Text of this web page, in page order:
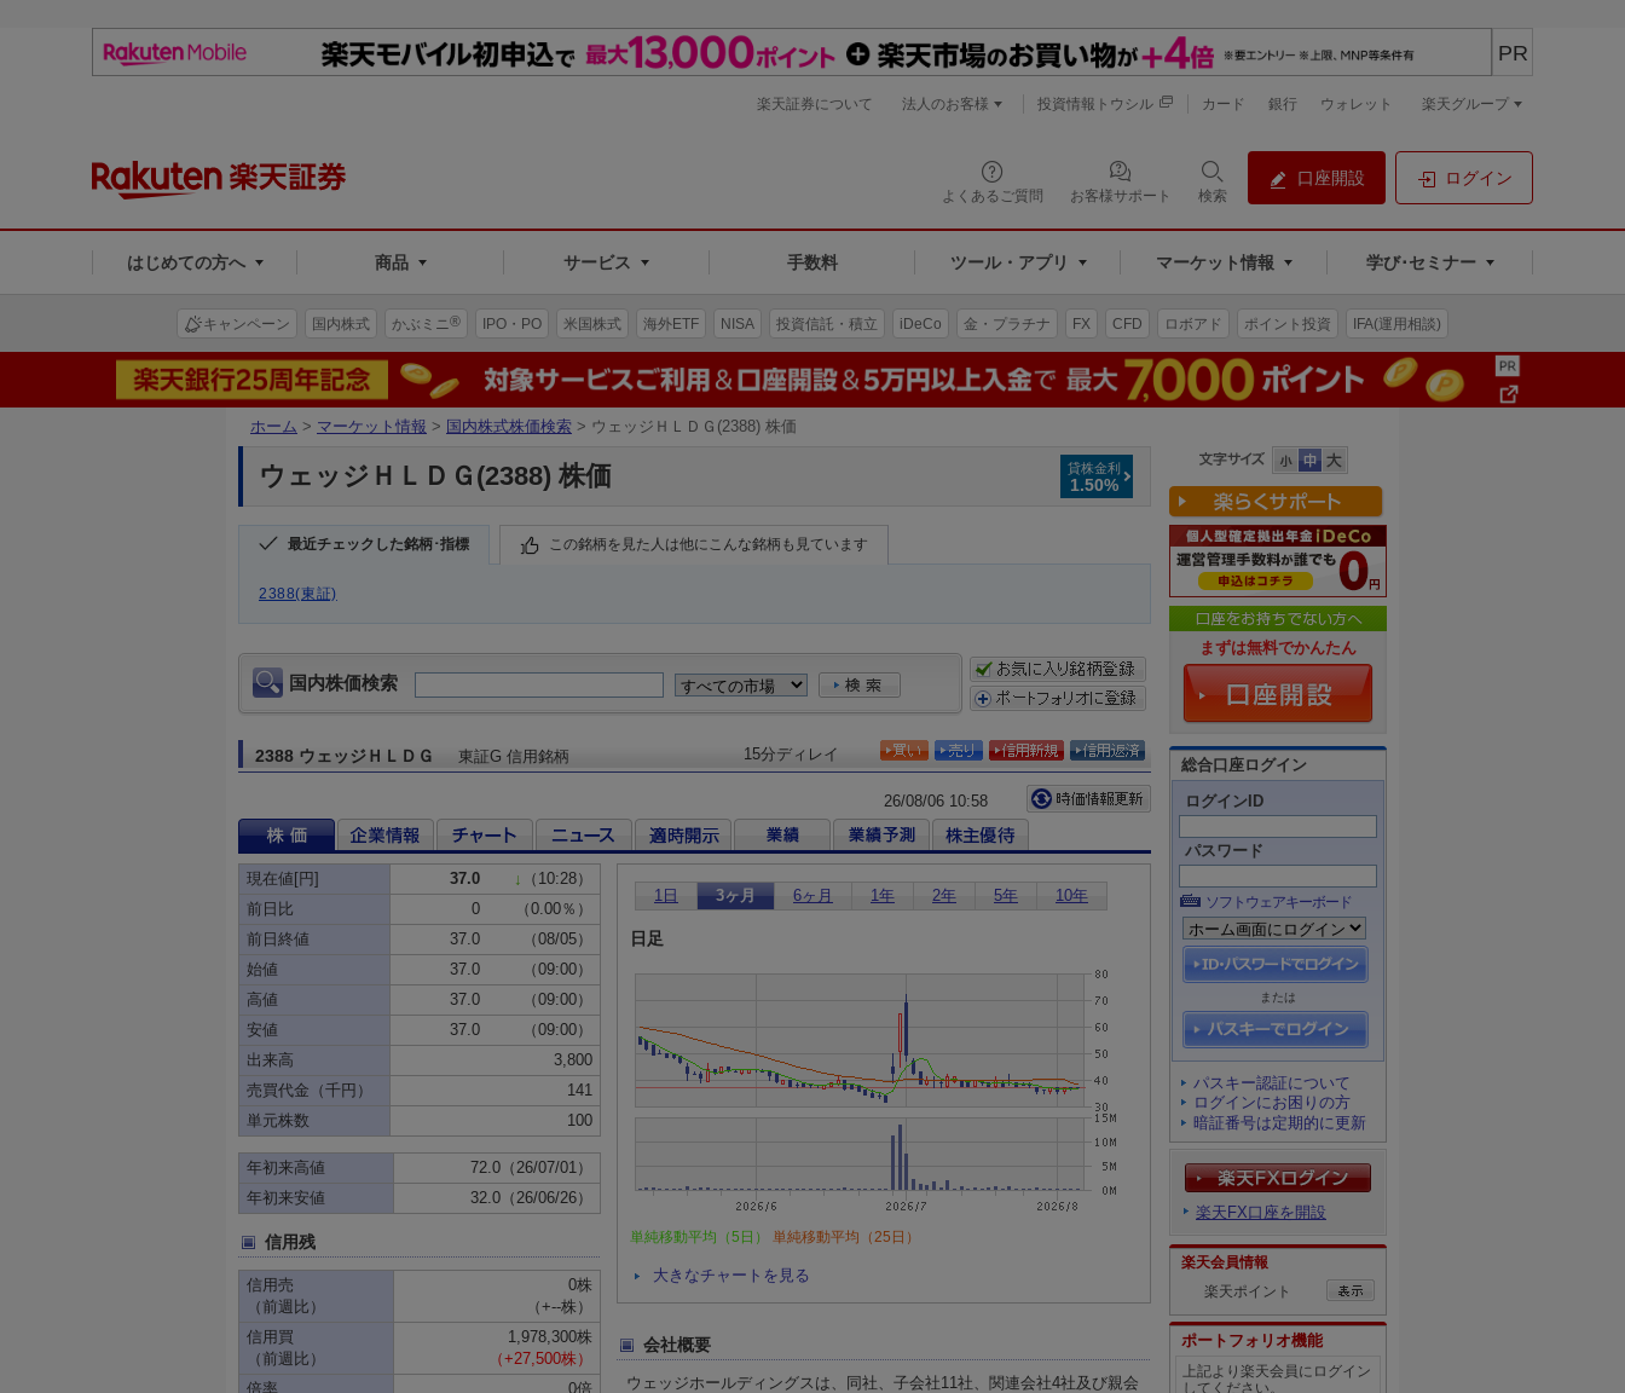
よくあるご質問 お客様サポート 検索
口座開設 ログイン
はじめての方へ 商品 サービス 手数料 ツール・アプリ マーケット情報 学び･セミナー
PR
楽天証券について 法人のお客様 投資情報トウシル カード 銀行 ウォレット 楽天グループ
キャンペーン 国内株式 かぶミニ ® IPO・PO 米国株式 海外ETF NISA 投資信託・積立 iDeCo 金・プラチナ FX CFD ロボアド ポイント投資 IFA(運用相談)
ホーム > マーケット情報 > 国内株式株価検索 > ウェッジＨＬＤＧ(2388) 株価
貸株金利
1.50%
ウェッジＨＬＤＧ(2388) 株価
最近チェックした銘柄･指標 この銘柄を見た人は他にこんな銘柄も見ています
2388(東証)
まずは無料でかんたん
総合口座ログイン
ログインID
パスワード
ソフトウェアキーボード
または
パスキー認証について
ログインにお困りの方
暗証番号は定期的に更新
楽天FX口座を開設
楽天会員情報
楽天ポイント
ポートフォリオ機能
上記より楽天会員にログイン
してください。